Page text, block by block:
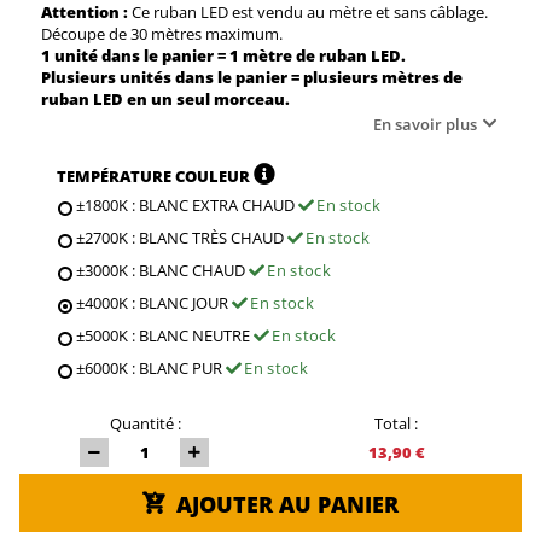
Attention :Ce ruban LED est vendu au mètre et sans câblage.
Découpe de 30 mètres maximum.
1 unité dans le panier = 1 mètre de ruban LED.
Plusieurs unités dans le panier = plusieurs mètres de
ruban LED en un seul morceau.
En savoir plus
TEMPÉRATURE COULEUR
±1800K : BLANC EXTRA CHAUD
En stock
±2700K : BLANC TRÈS CHAUD
En stock
±3000K : BLANC CHAUD
En stock
±4000K : BLANC JOUR
En stock
±5000K : BLANC NEUTRE
En stock
±6000K : BLANC PUR
En stock
Quantité :
Total :
13,90 €
AJOUTER AU PANIER